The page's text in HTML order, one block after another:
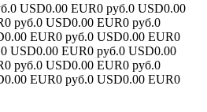
0 USD0.00 EUR0 руб.0 USD0.00
0 руб.0 USD0.00 EUR0 руб.0
0.00 EUR0 руб.0 USD0.00 EUR0
0 USD0.00 EUR0 руб.0 USD0.00
0 руб.0 USD0.00 EUR0 руб.0
0.00 EUR0 руб.0 USD0.00 EUR0